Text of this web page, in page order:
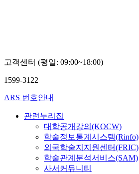
고객센터 (평일: 09:00~18:00)
1599-3122
ARS 번호안내
관련누리집
대학공개강의(KOCW)
학술정보통계시스템(Rinfo)
외국학술지지원센터(FRIC)
학술관계분석서비스(SAM)
사서커뮤니티